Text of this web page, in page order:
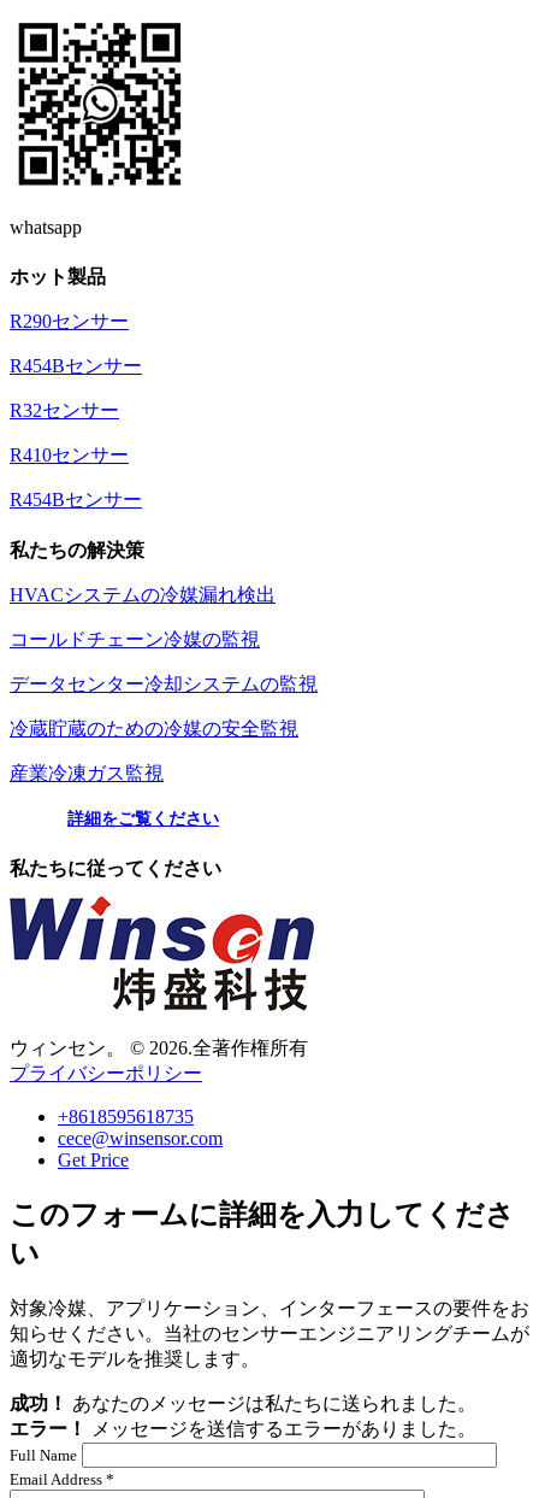
whatsapp
ホット製品
R290センサー
R454Bセンサー
R32センサー
R410センサー
R454Bセンサー
私たちの解決策
HVACシステムの冷媒漏れ検出
コールドチェーン冷媒の監視
データセンター冷却システムの監視
冷蔵貯蔵のための冷媒の安全監視
産業冷凍ガス監視
詳細をご覧ください
私たちに従ってください
ウィンセン。 © 2026.全著作権所有
プライバシーポリシー
+8618595618735
cece@winsensor.com
Get Price
このフォームに詳細を入力してくださ
い
対象冷媒、アプリケーション、インターフェースの要件をお
知らせください。当社のセンサーエンジニアリングチームが
適切なモデルを推奨します。
成功！
あなたのメッセージは私たちに送られました。
エラー！
メッセージを送信するエラーがありました。
Full Name
Email Address *